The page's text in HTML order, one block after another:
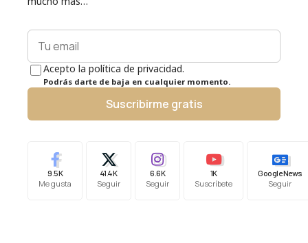
Acepto la política de privacidad.
Podrás darte de baja en cualquier momento.
Suscribirme gratis
9.5K
Me gusta
41.4K
Seguir
6.6K
Seguir
1K
Suscríbete
Google News
Seguir